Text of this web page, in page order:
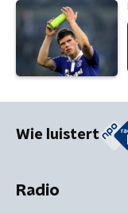
Wie luistert
Radio